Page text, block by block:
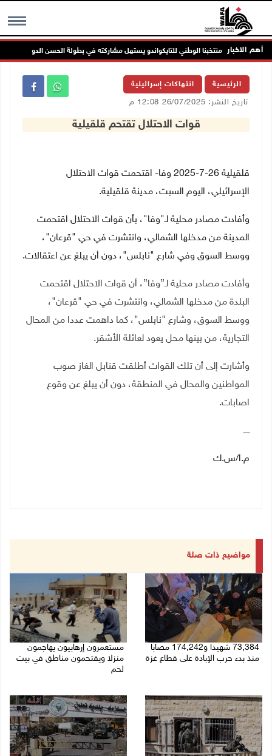
MENU أهم الاخبارمنتخبنا الوطني للتايكواندو يستهل مشاركته في بطولة الحسن الدولية بذهبية
الرئيسية انتهاكات إسرائيلية
تاريخ النشر: 26/07/2025 12:08 م
قوات الاحتلال تقتحم قلقيلية
قلقيلية 26-7-2025 وفا- اقتحمت قوات الاحتلال
الإسرائيلي، اليوم السبت، مدينة قلقيلية.
وأفادت مصادر محلية لـ"وفا"، بأن قوات الاحتلال اقتحمت
المدينة من مدخلها الشمالي، وانتشرت في حي "قرعان"،
ووسط السوق وفي شارع "نابلس"، دون أن يبلغ عن اعتقالات.
وأفادت مصادر محلية لـ”وفا”، أن قوات الاحتلال اقتحمت
البلدة من مدخلها الشمالي، وانتشرت في حي "قرعان"،
ووسط السوق، وشارع "نابلس"، كما داهمت عددا من المحال
التجارية، من بينها محل يعود لعائلة الأشقر.
وأشارت إلى أن تلك القوات أطلقت قنابل الغاز صوب
المواطنين والمحال في المنطقة، دون أن يبلغ عن وقوع
اصابات.
ـــــ
م.ا/س.ك
مواضيع ذات صلة
73,384 شهيدا و174,242 مصابا
منذ بدء حرب الإبادة على قطاع غزة
مستعمرون إرهابيون يهاجمون
منزلا ويقتحمون مناطق في بيت
لحم